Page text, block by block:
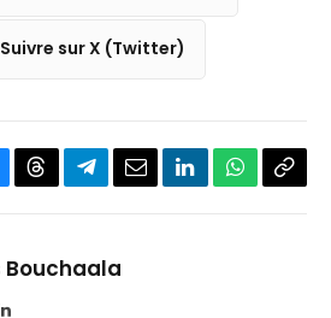
Suivre sur X (Twitter)
ThreadsPartager
Telegram
EmailLinkedInWhatsApp
Bouchaala
LinkedIn